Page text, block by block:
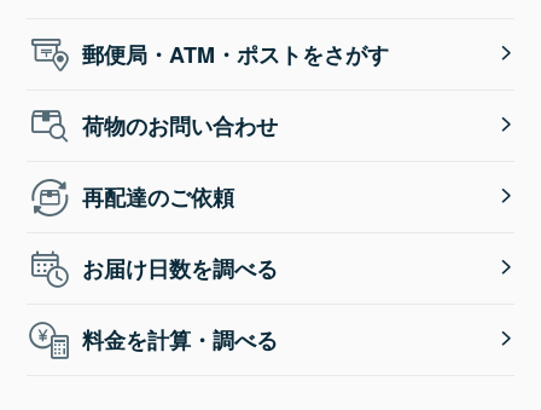
郵便局・ATM・ポストをさがす
荷物のお問い合わせ
再配達のご依頼
お届け日数を調べる
料金を計算・調べる